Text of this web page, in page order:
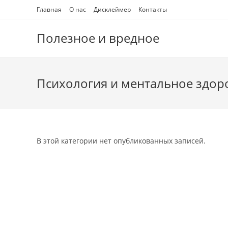
Главная О нас Дисклеймер Контакты
Полезное и вредное
Психология и ментальное
В этой категории нет опубликованных записей.